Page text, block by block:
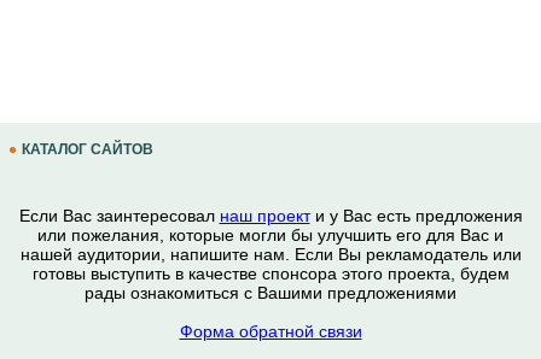
КАТАЛОГ САЙТОВ
Если Вас заинтересовал наш проекти у Вас есть предложения
или пожелания, которые могли бы улучшить его для Вас и
нашей аудитории, напишите нам. Если Вы рекламодатель или
готовы выступить в качестве спонсора этого проекта, будем
рады ознакомиться с Вашими предложениями
Форма обратной связи